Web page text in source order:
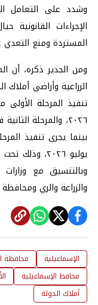
وشدد على التعامل
الإجراءات القانونية
المستردة ومنع التعدي
الزراعية وأراضي
يوليو ٢٠٢٦،
وبالتنسيق مع وزارات
والزراعة والري
الإسماعيلية محافظة
محافظ الإسماعيلية
أملاك الدولة